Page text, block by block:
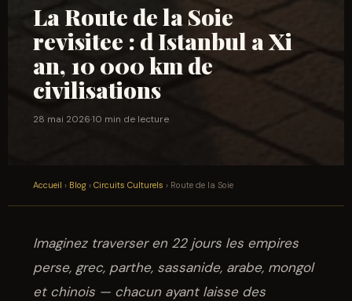
La Route de la Soie
revisitee : d Istanbul a Xi
an, 10 000 km de
civilisations
28 mai 2026·10 min de lecture
Accueil › Blog › Circuits Culturels › Route de la Soie
Imaginez traverser en 22 jours les empires
perse, grec, parthe, sassanide, arabe, mongol
et chinois — chacun ayant laisse des